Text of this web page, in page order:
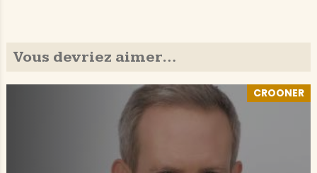
Vous devriez aimer…
CROONER